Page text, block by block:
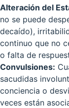
Alteración del
no se puede
decaído),
continuo que no
o falta de
Convulsiones:
sacudidas
conciencia o
veces están